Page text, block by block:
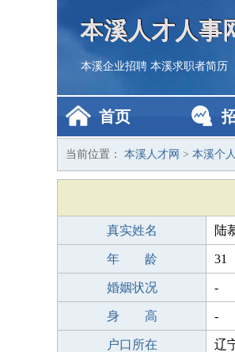
本溪人才人事
本溪企业招聘 本溪求职者简历
首页
当前位置： 本溪人才网 > 本溪个
真实姓名 陆
年 龄 31
婚姻状况 -
身 高 -
户口所在 辽